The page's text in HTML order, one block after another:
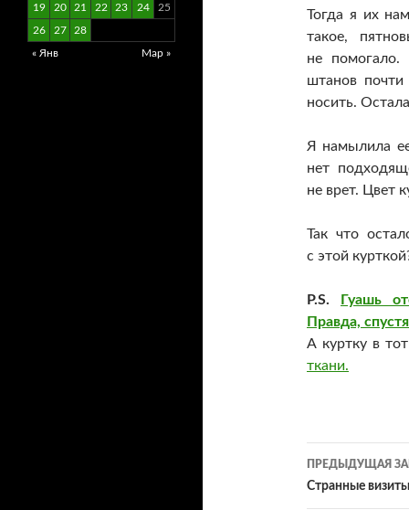
Тогда я их
такое,
не
штанов
носить.
Я намылила
нет
не врет. Цвет
Так что
с этой
P.S.
Гуашь
Правда,
А куртку в
ткани.
по
ПРЕДЫДУЩАЯ
Странные визиты
19 20 21 22 23 24 25
26 27 28
« Янв Мар »